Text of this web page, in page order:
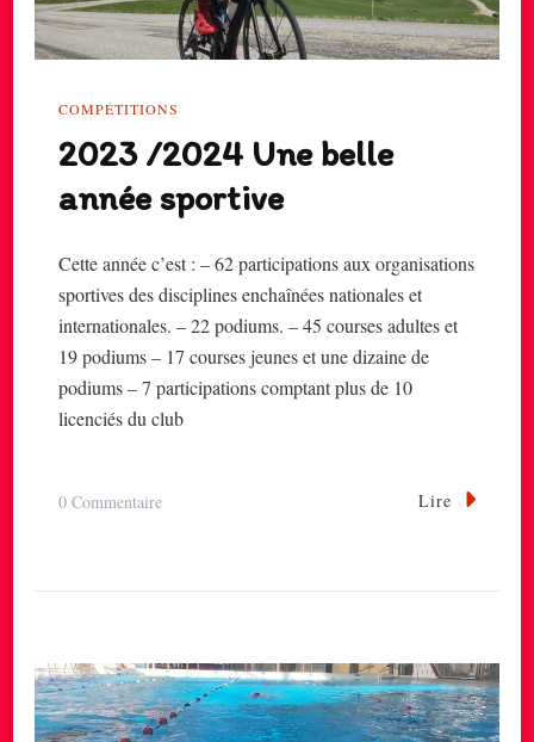
COMPÉTITIONS
2023 /2024 Une belle
année sportive
Cette année c’est : – 62 participations aux organisations
sportives des disciplines enchaînées nationales et
internationales. – 22 podiums. – 45 courses adultes et
19 podiums – 17 courses jeunes et une dizaine de
podiums – 7 participations comptant plus de 10
licenciés du club
0 CommentaireSur
Année
Sportive
Lire